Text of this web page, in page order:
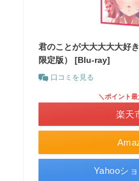
君のことが大大大大大好
限定版） [Blu-ray]
口コミを見る
＼ポイント
楽天
Yahooシ